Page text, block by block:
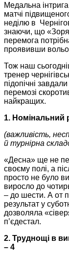
Медальна
матчі
неділю в
знаючи, що
перемога
проявивши
Тож наш
тренер
підопічні
перемозі
найкращих.
1. Номінальний
(важливість,
й турнірна
«Десна» ще не
своєму полі, а
просто не було
виросло до
– до шести. А от
результат у
дозволяла
п’єдестал.
2. Труднощі в
– 4